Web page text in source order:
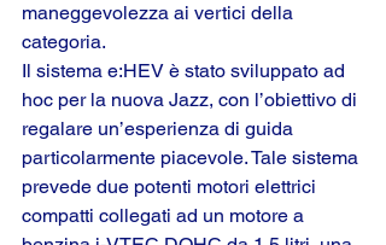
maneggevolezza ai vertici della
categoria.
Il sistema e:HEV è stato sviluppato ad
hoc per la nuova Jazz, con l’obiettivo di
regalare un’esperienza di guida
particolarmente piacevole. Tale sistema
prevede due potenti motori elettrici
compatti collegati ad un motore a